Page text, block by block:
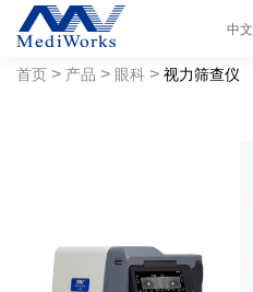
中文
首页 > 产品 > 眼科 > 视力筛查仪